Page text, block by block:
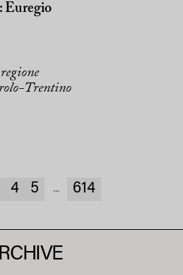
Euregio
Trentino
4 5 ... 614